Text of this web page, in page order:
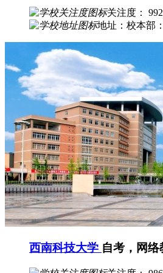
关注度：
地址：校本部
西南科技大学 自考，网络